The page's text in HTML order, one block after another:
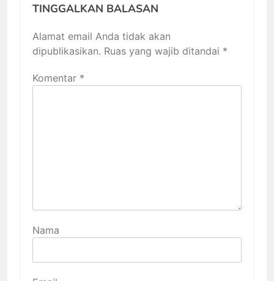
TINGGALKAN BALASAN
Alamat email Anda tidak akan
dipublikasikan. Ruas yang wajib ditandai *
Komentar *
Nama